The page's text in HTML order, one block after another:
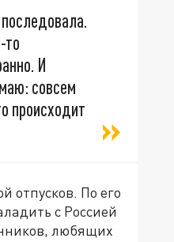
то
И
совсем
происходит
отпусков. По его
с Россией
любящих